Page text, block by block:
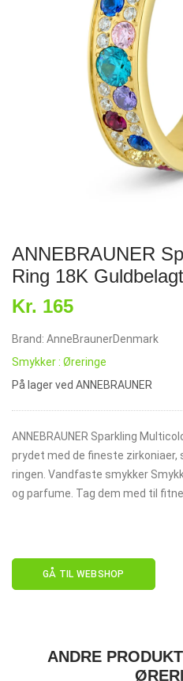
ANNEBRAUNER
Ring 18K
Kr. 165
Brand: AnneBraunerDenmark
Smykker : Øreringe
På lager ved ANNEBRAUNER
ANNEBRAUNER Sparkling
prydet med de fineste
ringen. Vandfaste smykker
og parfume. Tag dem med til
GÅ TIL WEBSHOP
ANDRE